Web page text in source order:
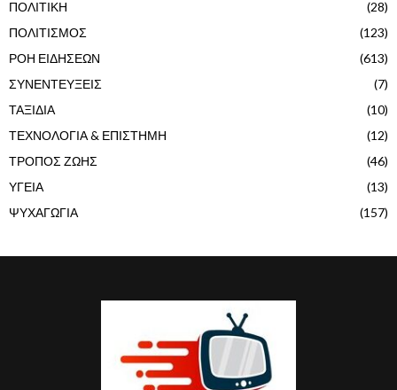
ΠΟΛΙΤΙΚΗ
(28)
ΠΟΛΙΤΙΣΜΟΣ
(123)
ΡΟΗ ΕΙΔΗΣΕΩΝ
(613)
ΣΥΝΕΝΤΕΥΞΕΙΣ
(7)
ΤΑΞΙΔΙΑ
(10)
ΤΕΧΝΟΛΟΓΙΑ & ΕΠΙΣΤΗΜΗ
(12)
ΤΡΟΠΟΣ ΖΩΗΣ
(46)
ΥΓΕΙΑ
(13)
ΨΥΧΑΓΩΓΙΑ
(157)